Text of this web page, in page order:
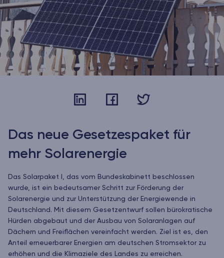
Das neue Gesetzespaket für
mehr Solarenergie
Das Solarpaket I, das vom Bundeskabinett beschlossen
wurde, ist ein bedeutsamer Schritt zur Förderung der
Solarenergie und zur Unterstützung der Energiewende in
Deutschland. Mit diesem Gesetzentwurf sollen bürokratische
Hürden abgebaut und der Ausbau von Solaranlagen auf
Dächern und Freiflächen vereinfacht werden. Ziel ist es, den
Anteil erneuerbarer Energien am deutschen Stromsektor zu
erhöhen und die Klimaziele des Landes zu erreichen.